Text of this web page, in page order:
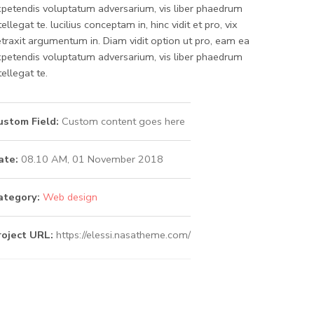
voluptatum adversarium, vis liber phaedrum
te. lucilius conceptam in, hinc vidit et pro, vix
argumentum in. Diam vidit option ut pro, eam ea
voluptatum adversarium, vis liber phaedrum
te.
Field: Custom content goes here
08.10 AM, 01 November 2018
Web design
URL: https://elessi.nasatheme.com/